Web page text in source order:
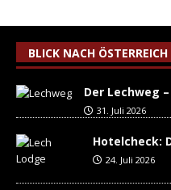
BLICK NACH ÖSTERREICH
Der Lechweg
31. Juli 2026
Hotelcheck:
24. Juli 2026